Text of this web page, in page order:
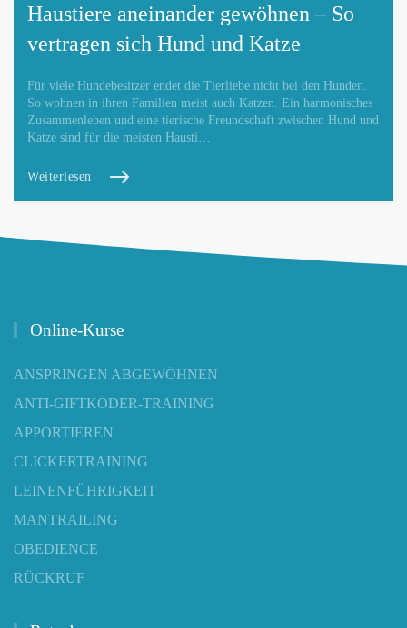
Haustiere aneinander gewöhnen – So
vertragen sich Hund und Katze
Für viele Hundebesitzer endet die Tierliebe nicht bei den Hunden.
So wohnen in ihren Familien meist auch Katzen. Ein harmonisches
Zusammenleben und eine tierische Freundschaft zwischen Hund und
Katze sind für die meisten Hausti…
Weiterlesen
Online-Kurse
ANSPRINGEN ABGEWÖHNEN
ANTI-GIFTKÖDER-TRAINING
APPORTIEREN
CLICKERTRAINING
LEINENFÜHRIGKEIT
MANTRAILING
OBEDIENCE
RÜCKRUF